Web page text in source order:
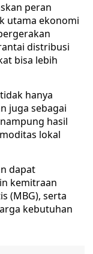
peran
utama ekonomi
distribusi
bisa lebih
hanya
juga sebagai
hasil
lokal
dapat
kemitraan
(MBG), serta
kebutuhan